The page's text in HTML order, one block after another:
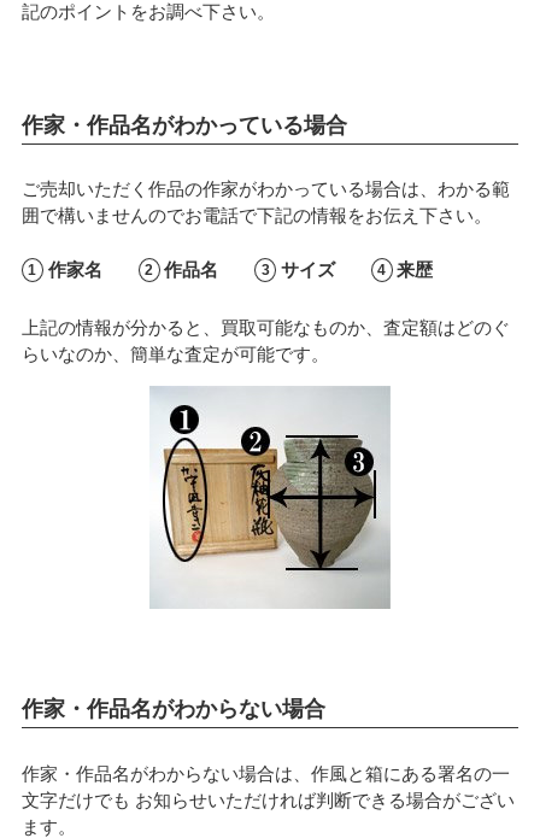
記のポイントをお調べ下さい。
作家・作品名がわかっている場合
ご売却いただく作品の作家がわかっている場合は、わかる範
囲で構いませんのでお電話で下記の情報をお伝え下さい。
作家名 作品名 サイズ 来歴
上記の情報が分かると、買取可能なものか、査定額はどのぐ
らいなのか、簡単な査定が可能です。
作家・作品名がわからない場合
作家・作品名がわからない場合は、作風と箱にある署名の一
文字だけでも お知らせいただければ判断できる場合がござい
ます。